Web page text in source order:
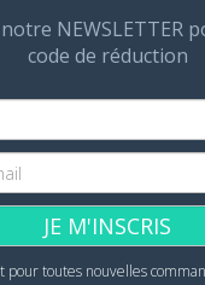
NEWSLETTER
code de réduction
JE M'INSCRIS
toutes nouvelles